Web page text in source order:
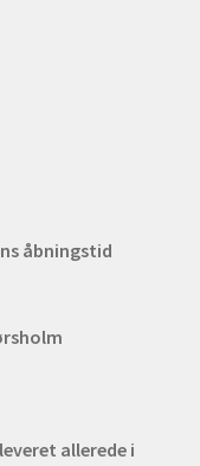
åbningstid
allerede i